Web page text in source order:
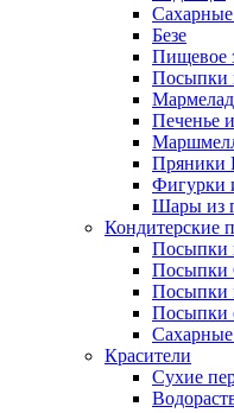
Безе
Пищевое
Посыпки
Мармелад
Печенье
Фигурки
Шары из
Кондитерские
Посыпки
Посыпки
Посыпки
Посыпки
Красители
Сухие